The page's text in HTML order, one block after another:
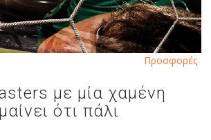
με μία χαμένη
ότι πάλι
Προσφορές